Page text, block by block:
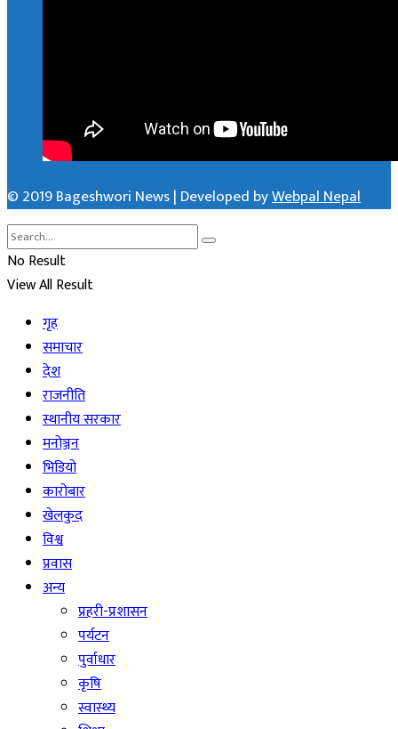
© 2019 Bageshwori News | Developed byWebpal Nepal
No Result
View All Result
गृह
समाचार
देश
राजनीति
स्थानीय सरकार
मनोञ्जन
भिडियो
कारोबार
खेलकुद
विश्व
प्रवास
अन्य
प्रहरी-प्रशासन
पर्यटन
पुर्वाधार
कृषि
स्वास्थ्य